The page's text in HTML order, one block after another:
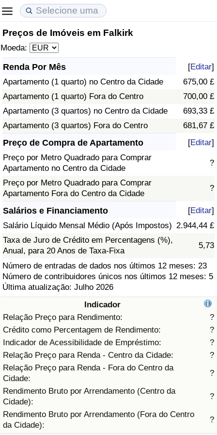
Preços de Imóveis em Falkirk
Moeda:
Renda Por Mês [Editar]
Apartamento (1 quarto) no Centro da Cidade
675,00 £
Apartamento (1 quarto) Fora do Centro
700,00 £
Apartamento (3 quartos) no Centro da Cidade
693,33 £
Apartamento (3 quartos) Fora do Centro
681,67 £
Preço de Compra de Apartamento [Editar]
Preço por Metro Quadrado para Comprar
Apartamento no Centro da Cidade
?
Preço por Metro Quadrado para Comprar
Apartamento Fora do Centro da Cidade
?
Salários e Financiamento [Editar]
Salário Líquido Mensal Médio (Após Impostos) 2.944,44 £
Taxa de Juro de Crédito em Percentagens (%),
Anual, para 20 Anos de Taxa-Fixa
5,73
Número de entradas de dados nos últimos 12 meses: 23
Número de contribuidores únicos nos últimos 12 meses: 5
Última atualização: Julho 2026
Indicador
Relação Preço para Rendimento:
?
Crédito como Percentagem de Rendimento:
?
Indicador de Acessibilidade de Empréstimo:
?
Relação Preço para Renda - Centro da Cidade:
?
Relação Preço para Renda - Fora do Centro da
Cidade:
?
Rendimento Bruto por Arrendamento (Centro da
Cidade):
?
Rendimento Bruto por Arrendamento (Fora do Centro
da Cidade):
?
Custo de Vida
Indicador de Custo de Vida (Atual)
Indicador de Custo de Vida
Indicador de Custo de Vida Por País
Preços de Imóveis
Indicador de Preços de Imóveis (Atual)
Indicador de Preços de Imóveis
Indicador de Preços de Imóveis por País
Qualidade de Vida
Indicador de Qualidade de Vida
Indicador de Qualidade de Vida (Atual)
Índice de qualidade de vida por país
Taxa do Indicador de Crime (Atual)
Indicador de Crime
Índice de criminalidade por país
Saúde
Indicador de Saúde
Indicador de Saúde por País
Poluição
Indicador de Poluição (Atual)
Índice de poluição
Indicador de Poluição por País